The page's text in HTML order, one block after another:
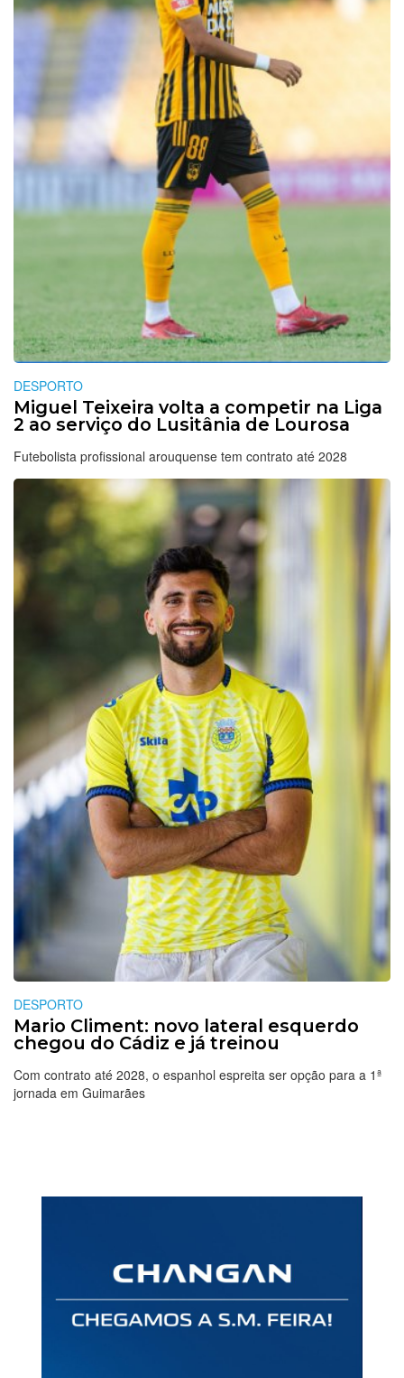
DESPORTO
Miguel Teixeira volta a competir na Liga
2 ao serviço do Lusitânia de Lourosa
Futebolista profissional arouquense tem contrato até 2028
DESPORTO
Mario Climent: novo lateral esquerdo
chegou do Cádiz e já treinou
Com contrato até 2028, o espanhol espreita ser opção para a 1ª
jornada em Guimarães